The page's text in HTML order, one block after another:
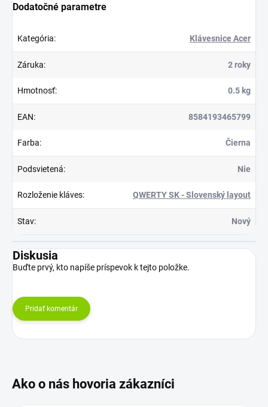
Dodatočné parametre
Kategória: Klávesnice Acer
Záruka: 2 roky
Hmotnosť: 0.5 kg
EAN: 8584193465799
Farba: Čierna
Podsvietená: Nie
Rozloženie kláves: QWERTY SK - Slovenský layout
Stav: Nový
Diskusia
Buďte prvý, kto napíše príspevok k tejto položke.
Pridať komentár